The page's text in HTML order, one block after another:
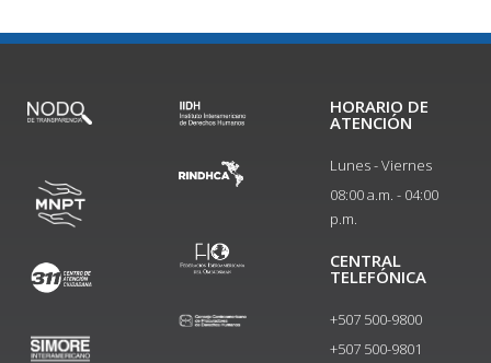
HORARIO DE
ATENCIÓN
Lunes - Viernes
08:00 a.m. - 04:00
p.m.
CENTRAL
TELEFÓNICA
+507 500-9800
+507 500-9801​